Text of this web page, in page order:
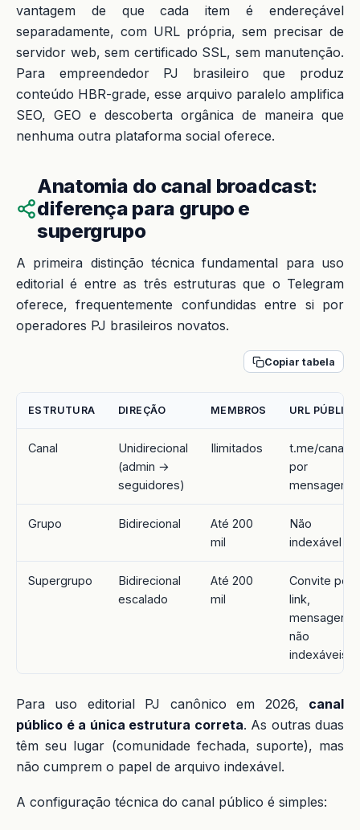
vantagem de que cada item é endereçável
separadamente, com URL própria, sem precisar de
servidor web, sem certificado SSL, sem manutenção.
Para empreendedor PJ brasileiro que produz
conteúdo HBR-grade, esse arquivo paralelo amplifica
SEO, GEO e descoberta orgânica de maneira que
nenhuma outra plataforma social oferece.
Anatomia do canal broadcast:
diferença para grupo e
supergrupo
A primeira distinção técnica fundamental para uso
editorial é entre as três estruturas que o Telegram
oferece, frequentemente confundidas entre si por
operadores PJ brasileiros novatos.
Copiar tabela
ESTRUTURA DIREÇÃO MEMBROS URL PÚBLICA
Canal
Unidirecional
(admin →
seguidores)
Ilimitados
t.me/canal/N
por
mensagem
Grupo Bidirecional
Até 200
mil
Não
indexável
Supergrupo
Bidirecional
escalado
Até 200
mil
Convite por
link,
mensagens
não
indexáveis
Para uso editorial PJ canônico em 2026, canal
público é a única estrutura correta. As outras duas
têm seu lugar (comunidade fechada, suporte), mas
não cumprem o papel de arquivo indexável.
A configuração técnica do canal público é simples: